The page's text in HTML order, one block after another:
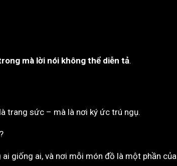
mà lời nói không thể diễn tả.
trang sức – mà là nơi ký ức trú ngụ.
ai giống ai, và nơi mỗi món đồ là một phần của